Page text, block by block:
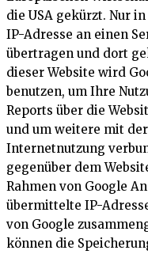
die USA gekürzt. Nur
IP-Adresse an einen
übertragen und dort
dieser Website wird
benutzen, um Ihre
Reports über die
und um weitere mit
Internetnutzung
gegenüber dem
Rahmen von Google
übermittelte IP-
von Google
können die